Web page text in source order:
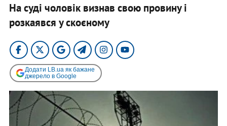
На суді чоловік визнав свою провину і
розкаявся у скоєному
Додати LB.ua як бажане
джерело в Google